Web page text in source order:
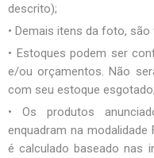
descrito);
• Demais itens da foto,
• Estoques podem ser
e/ou orçamentos. Não
com seu estoque esgotado;
• Os produtos
enquadram na
é calculado baseado nas